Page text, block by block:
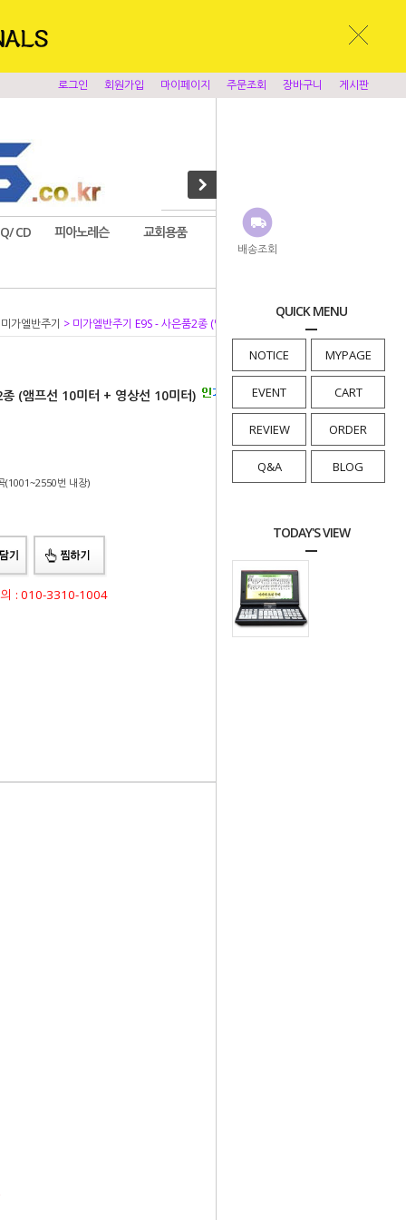
배송조회
QUICK MENU
NOTICE MYPAGE
EVENT CART
REVIEW ORDER
Q&A BLOG
TODAY'S VIEW
로그인 회원가입 마이페이지 주문조회 장바구니 게시판
CD 피아노레슨 교회용품 앰프시스템
미가엘반주기 > 미가엘반주기 E9S - 사은품2종 (앰프선 10미터 + 영상선 10미터)
(앰프선 10미터 + 영상선 10미터)
(1001~2550번 내장)
: 010-3310-1004